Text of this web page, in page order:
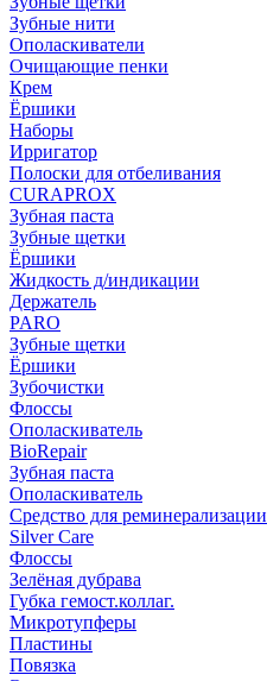
Зубные нити
Ополаскиватели
Очищающие пенки
Крем
Ёршики
Наборы
Ирригатор
Полоски для отбеливания
CURAPROX
Зубная паста
Зубные щетки
Ёршики
Жидкость д/индикации
Держатель
PARO
Зубные щетки
Ёршики
Зубочистки
Флоссы
Ополаскиватель
BioRepair
Зубная паста
Ополаскиватель
Средство для реминерализации
Silver Care
Флоссы
Зелёная дубрава
Губка гемост.коллаг.
Микротупферы
Пластины
Повязка